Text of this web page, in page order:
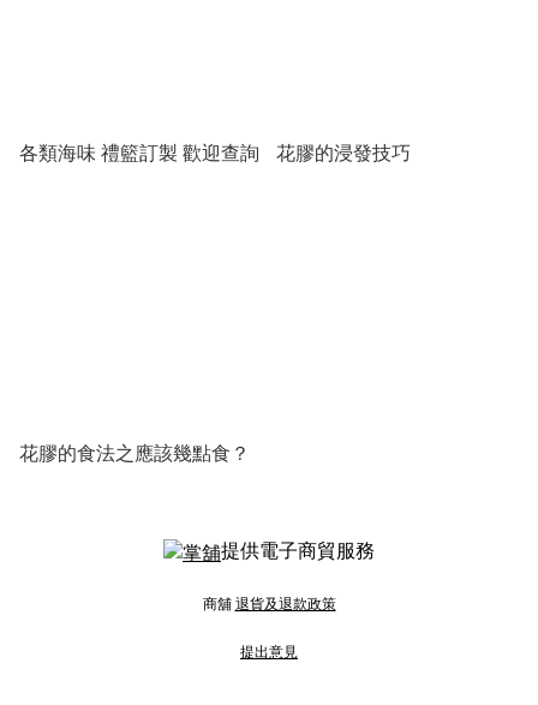
各類海味 禮籃訂製 歡迎查詢 花膠的浸發技巧
花膠的食法之應該幾點食？
提供電子商貿服務
商舖 退貨及退款政策
提出意見